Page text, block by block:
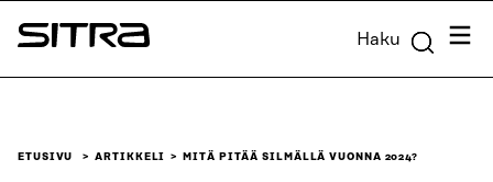
Siirry
suoraan
Sitra Haku
ETUSIVU ARTIKKELI MITÄ PITÄÄ SILMÄLLÄ VUONNA 2024?